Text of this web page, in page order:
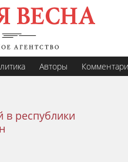
Авторы
в республики